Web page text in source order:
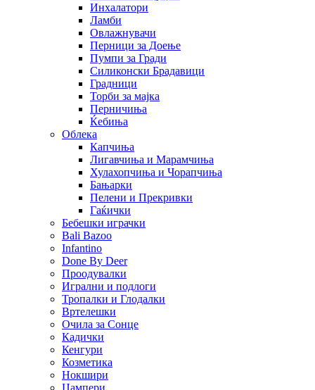
Инхалатори
Ламби
Овлажнувачи
Перници за Доење
Пумпи за Гради
Силиконски Брадавици
Градници
Торби за мајка
Перничиња
Ќебиња
Облека
Капчиња
Лигавчиња и Марамчиња
Хулахопчиња и Чорапчиња
Бањарки
Пелени и Прекривки
Гаќички
Бебешки играчки
Bali Bazoo
Infantino
Done By Deer
Проодувалки
Игрални и подлоги
Тропалки и Глодалки
Вртелешки
Очила за Сонце
Кадички
Кенгури
Козметика
Нокшири
Џампери